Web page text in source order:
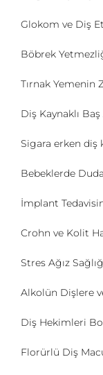
Glokom ve Diş
Böbrek
Tırnak Yemenin
Diş Kaynaklı Baş
Sigara erken diş
Bebeklerde
İmplant
Crohn ve Kolit
Stres Ağız
Alkolün Dişlere
Diş Hekimleri
Florürlü Diş